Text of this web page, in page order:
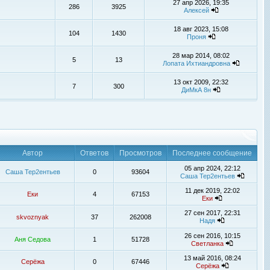
286 3925
27 апр 2026, 19:35
Алексей
104 1430
18 авг 2023, 15:08
Проня
5 13
28 мар 2014, 08:02
Лопата Ихтиандровна
7 300
13 окт 2009, 22:32
ДиМкА 8н
Автор Ответов Просмотров Последнее сообщение
Саша Тер2ентьев 0 93604
05 апр 2024, 22:12
Саша Тер2ентьев
Еки 4 67153
11 дек 2019, 22:02
Еки
skvoznyak 37 262008
27 сен 2017, 22:31
Надя
Аня Седова 1 51728
26 сен 2016, 10:15
Светланка
Серёжа 0 67446
13 май 2016, 08:24
Серёжа